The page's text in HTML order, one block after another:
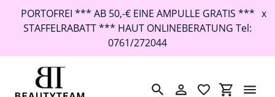
PORTOFREI *** AB 50,-€ EINE AMPULLE GRATIS ***
STAFFELRABATT *** HAUT ONLINEBERATUNG Tel:
0761/272044
x